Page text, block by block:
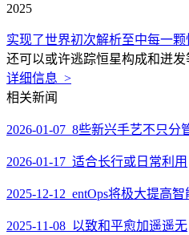
2025
实现了世界初次解析至中每一颗
还可以或许逃踪恒星构成和迸
详细信息 >
相关新闻
2026-01-07 8些新兴手艺不只分
2026-01-17 适合长行或日常利用
2025-12-12 entOps将极大提高
2025-11-08 以致和平愈加遥遥无